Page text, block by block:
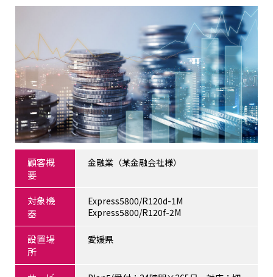
顧客概
要
金融業（某金融会社様）
対象機
器
Express5800/R120d-1M
Express5800/R120f-2M
設置場
所
愛媛県